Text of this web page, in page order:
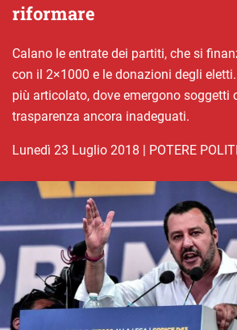
riformare
Calano le entrate dei partiti, che si
con il 2×1000 e le donazioni degli
più articolato, dove emergono soggetti
trasparenza ancora inadeguati.
lunedì 23 Luglio 2018 | POTERE